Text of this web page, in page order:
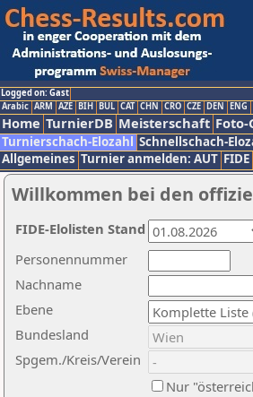
Logged on: Gast
Arabic ARM AZE BIH BUL CAT CHN CRO CZE DEN ENG
Home TurnierDB Meisterschaft Foto-
Turnierschach-Elozahl Schnellschach-
Allgemeines Turnier anmelden: AUT FIDE
Willkommen bei den
Nachname
Ebene
Personennummer
Bundesland
Spgem./Kreis/Verein
Nur
FIDE-Elolisten Stand